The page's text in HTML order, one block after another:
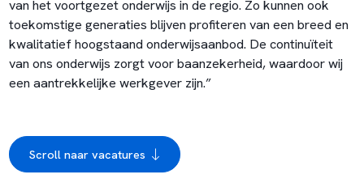
van het voortgezet onderwijs in de regio. Zo kunnen ook
toekomstige generaties blijven profiteren van een breed en
kwalitatief hoogstaand onderwijsaanbod. De continuïteit
van ons onderwijs zorgt voor baanzekerheid, waardoor wij
een aantrekkelijke werkgever zijn.”
Scroll naar vacatures